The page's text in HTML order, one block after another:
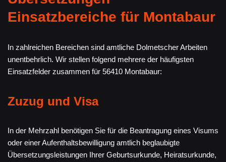
Einsatzbereiche für Montabaur
In zahlreichen Bereichen sind amtliche Dolmetscher Arbeiten
unentbehrlich. Wir stellen folgend mehrere der häufigsten
Einsatzfelder zusammen für 56410 Montabaur:
Zuzug und Visa
In der Mehrzahl benötigen Sie für die Beantragung eines Visums
oder einer Aufenthaltsbewilligung amtlich beglaubigte
Übersetzungsleistungen Ihrer Geburtsurkunde, Heiratsurkunde,